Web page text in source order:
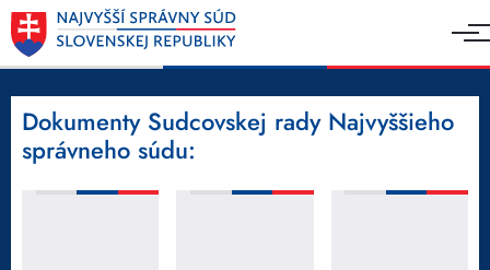
Dokumenty Sudcovskej rady Najvyššieho
správneho súdu: